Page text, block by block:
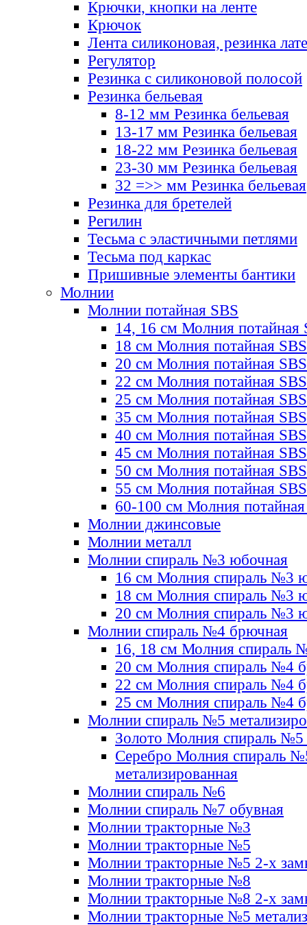
Крючки, кнопки на ленте
Крючок
Лента силиконовая, резинка
Регулятор
Резинка с силиконовой полосой
Резинка бельевая
8-12 мм Резинка бельевая
13-17 мм Резинка бельевая
18-22 мм Резинка бельевая
23-30 мм Резинка бельевая
32 =>> мм Резинка бельевая
Резинка для бретелей
Регилин
Тесьма с эластичными петлями
Тесьма под каркас
Пришивные элементы бантики
Молнии
Молнии потайная SBS
14, 16 см Молния потайная
18 см Молния потайная SBS
20 см Молния потайная SBS
22 см Молния потайная SBS
25 см Молния потайная SBS
35 см Молния потайная SBS
40 см Молния потайная SBS
45 см Молния потайная SBS
50 см Молния потайная SBS
55 см Молния потайная SBS
60-100 см Молния
Молнии джинсовые
Молнии металл
Молнии спираль №3 юбочная
16 см Молния спираль №3
18 см Молния спираль №3
20 см Молния спираль №3
Молнии спираль №4 брючная
16, 18 см Молния спираль
20 см Молния спираль №4
22 см Молния спираль №4
25 см Молния спираль №4
Молнии спираль №5
Золото Молния спираль №5
Серебро Молния спираль
метализированная
Молнии спираль №6
Молнии спираль №7 обувная
Молнии тракторные №3
Молнии тракторные №5
Молнии тракторные №5 2-х
Молнии тракторные №8
Молнии тракторные №8 2-х
Молнии тракторные №5